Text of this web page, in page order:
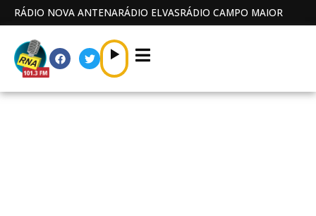
RÁDIO NOVA ANTENARÁDIO ELVASRÁDIO CAMPO MAIOR